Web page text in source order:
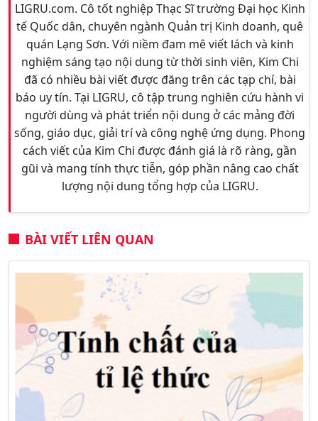
LIGRU.com. Cô tốt nghiệp Thạc Sĩ trường Đại học Kinh
tế Quốc dân, chuyên ngành Quản trị Kinh doanh, quê
quán Lạng Sơn. Với niềm đam mê viết lách và kinh
nghiệm sáng tạo nội dung từ thời sinh viên, Kim Chi
đã có nhiều bài viết được đăng trên các tạp chí, bài
báo uy tín. Tại LIGRU, cô tập trung nghiên cứu hành vi
người dùng và phát triển nội dung ở các mảng đời
sống, giáo dục, giải trí và công nghệ ứng dụng. Phong
cách viết của Kim Chi được đánh giá là rõ ràng, gần
gũi và mang tính thực tiễn, góp phần nâng cao chất
lượng nội dung tổng hợp của LIGRU.
BÀI VIẾT LIÊN QUAN